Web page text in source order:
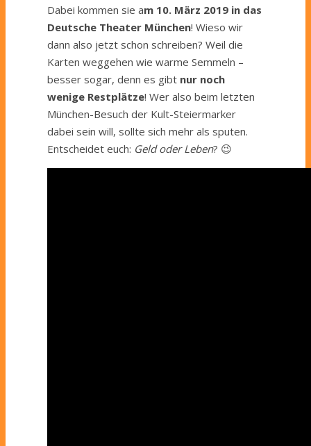
Dabei kommen sie am 10. März 2019 in das
Deutsche Theater München! Wieso wir
dann also jetzt schon schreiben? Weil die
Karten weggehen wie warme Semmeln –
besser sogar, denn es gibt nur noch
wenige Restplätze! Wer also beim letzten
München-Besuch der Kult-Steiermarker
dabei sein will, sollte sich mehr als sputen.
Entscheidet euch: Geld oder Leben? 😉